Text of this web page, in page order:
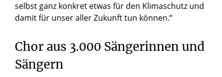
selbst ganz konkret etwas für den Klimaschutz und
damit für unser aller Zukunft tun können.“
Chor aus 3.000 Sängerinnen und
Sängern